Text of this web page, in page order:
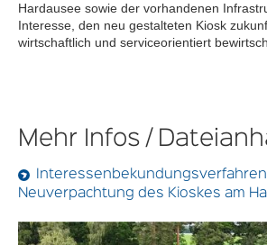
Hardausee sowie der vorhandenen
Interesse, den neu gestalteten Kiosk
wirtschaftlich und serviceorientiert
Mehr Infos /
Neuverpachtung des Kioskes am